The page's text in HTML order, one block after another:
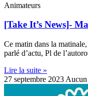
Animateurs
[Take It’s News]-
Ce matin dans la
parlé d’actu, Pl de
Lire la suite »
27 septembre 2023 Aucun